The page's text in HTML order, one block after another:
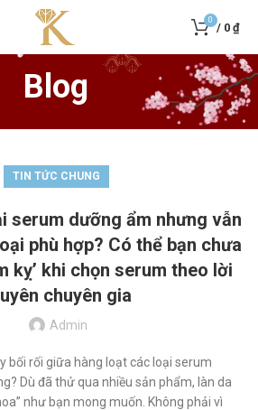
0
/ 0 ₫
Blog
TIN TỨC CHUNG
serum dưỡng ẩm nhưng vẫn
phù hợp? Có thể bạn chưa
kỵ’ khi chọn serum theo lời
chuyên gia
Admin
bối rối giữa hàng loạt các loại serum
Dù đã thử qua nhiều sản phẩm, làn da
như bạn mong muốn. Không phải vì